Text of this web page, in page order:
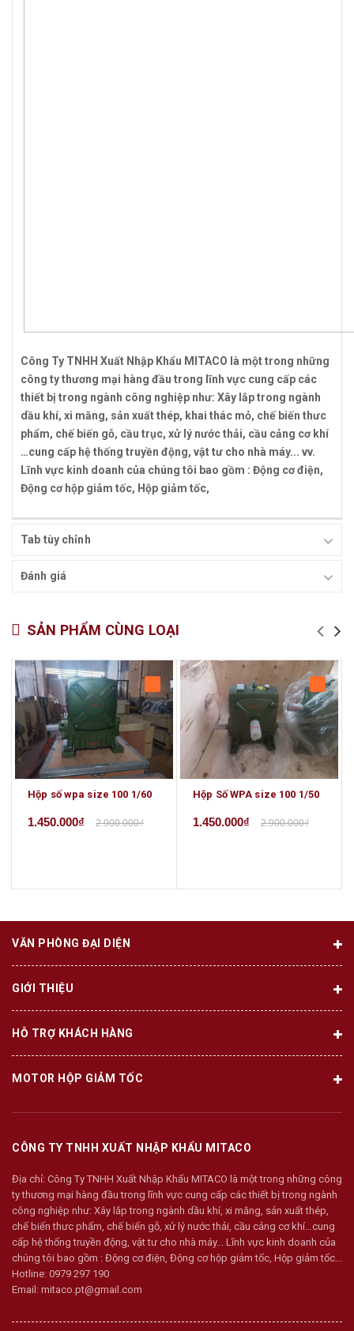
Công Ty TNHH Xuất Nhập Khẩu MITACO là một trong những
công ty thương mại hàng đầu trong lĩnh vực cung cấp các
thiết bị trong ngành công nghiệp như: Xây lắp trong ngành
dầu khí, xi măng, sản xuất thép, khai thác mỏ, chế biến thưc
phẩm, chế biến gỗ, cầu trục, xử lý nước thải, cầu cảng cơ khí
…cung cấp hệ thống truyền động, vật tư cho nhà máy... vv.
Lĩnh vực kinh doanh của chúng tôi bao gồm : Động cơ điện,
Động cơ hộp giảm tốc, Hộp giảm tốc,
Tab tùy chỉnh
Đánh giá
SẢN PHẨM CÙNG LOẠI
Hộp số wpa size 100 1/60
1.450.000₫ 2.900.000₫
Hộp Số WPA size 100 1/50
1.450.000₫ 2.900.000₫
VĂN PHÒNG ĐẠI DIỆN
GIỚI THIỆU
HỖ TRỢ KHÁCH HÀNG
MOTOR HỘP GIẢM TỐC
CÔNG TY TNHH XUẤT NHẬP KHẨU MITACO
Địa chỉ: Công Ty TNHH Xuất Nhập Khẩu MITACO là một trong những công
ty thương mại hàng đầu trong lĩnh vực cung cấp các thiết bị trong ngành
công nghiệp như: Xây lắp trong ngành dầu khí, xi măng, sản xuất thép,
chế biến thưc phẩm, chế biến gỗ, xử lý nước thải, cầu cảng cơ khí…cung
cấp hệ thống truyền động, vật tư cho nhà máy... Lĩnh vực kinh doanh của
chúng tôi bao gồm : Động cơ điện, Động cơ hộp giảm tốc, Hộp giảm tốc...
Hotline: 0979 297 190
Email: mitaco.pt@gmail.com